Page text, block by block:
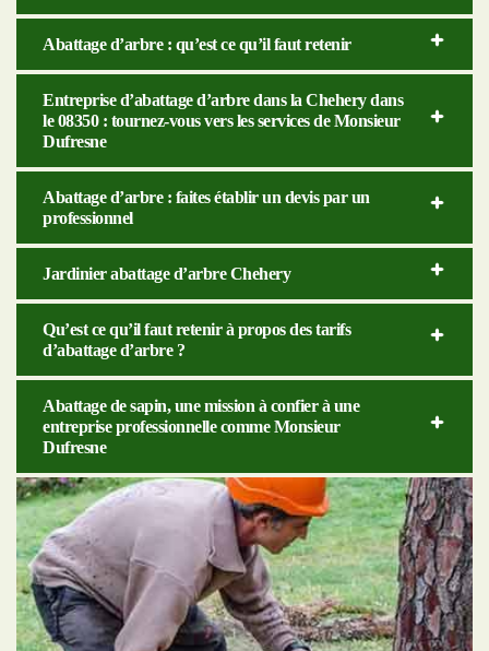
Abattage d’arbre : qu’est ce qu’il faut retenir
Entreprise d’abattage d’arbre dans la Chehery dans
le 08350 : tournez-vous vers les services de Monsieur
Dufresne
Abattage d’arbre : faites établir un devis par un
professionnel
Jardinier abattage d’arbre Chehery
Qu’est ce qu’il faut retenir à propos des tarifs
d’abattage d’arbre ?
Abattage de sapin, une mission à confier à une
entreprise professionnelle comme Monsieur
Dufresne